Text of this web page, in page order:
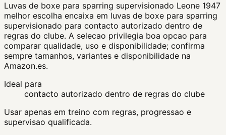
Luvas de boxe para sparring supervisionado Leone 1947
melhor escolha encaixa em luvas de boxe para sparring
supervisionado para contacto autorizado dentro de
regras do clube. A selecao privilegia boa opcao para
comparar qualidade, uso e disponibilidade; confirma
sempre tamanhos, variantes e disponibilidade na
Amazon.es.
Ideal para
contacto autorizado dentro de regras do clube
Usar apenas em treino com regras, progressao e
supervisao qualificada.